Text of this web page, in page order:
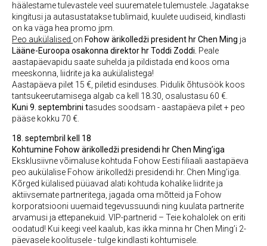
häälestame tulevastele veel suurematele tulemustele. Jagatakse
kingitusi ja autasustatakse tublimaid, kuulete uudiseid, kindlasti
on ka väga hea promo jpm.
Peo aukülalised on Fohow ärikolledži president hr Chen Ming ja
Lääne-Euroopa osakonna direktor hr Toddi Zoddi. Peale
aastapäevapidu saate suhelda ja pildistada end koos oma
meeskonna, liidrite ja ka aukülalistega!
Aastapäeva pilet 15 €, piletid esinduses. Pidulik õhtusöök koos
tantsukeerutamisega algab ca kell 18.30, osalustasu 60 €.
Kuni 9. septembrini tasudes soodsam - aastapäeva pilet + peo
pääse kokku 70 €.
18. septembril kell 18
Kohtumine Fohow ärikolledži presidendi hr Chen Ming’iga
Eksklusiivne võimaluse kohtuda Fohow Eesti filiaali aastapäeva
peo aukülalise Fohow ärikolledži presidendi hr. Chen Ming’iga.
Kõrged külalised püüavad alati kohtuda kohalike liidrite ja
aktiivsemate partneritega, jagada oma mõtteid ja Fohow
korporatsiooni uuemaid tegevussuundi ning kuulata partnerite
arvamusi ja ettepanekuid. VIP-partnerid – Teie kohalolek on eriti
oodatud! Kui keegi veel kaalub, kas ikka minna hr Chen Ming’i 2-
päevasele koolitusele - tulge kindlasti kohtumisele.